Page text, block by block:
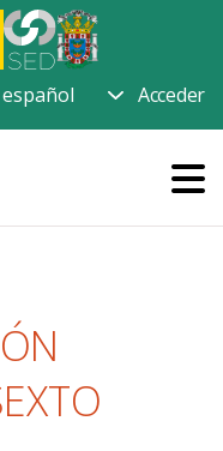
Acceder